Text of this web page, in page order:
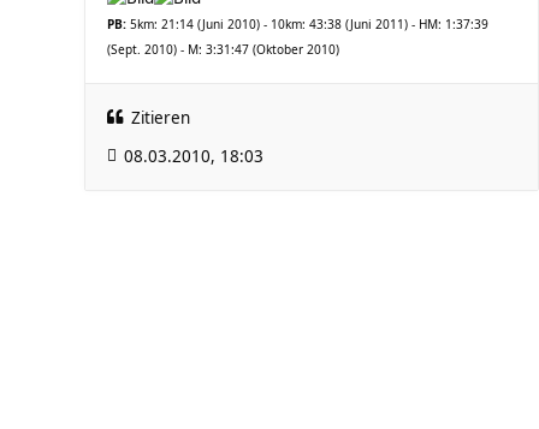
PB: 5km: 21:14 (Juni 2010) - 10km: 43:38 (Juni 2011) - HM: 1:37:39
(Sept. 2010) - M: 3:31:47 (Oktober 2010)
Zitieren
08.03.2010, 18:03